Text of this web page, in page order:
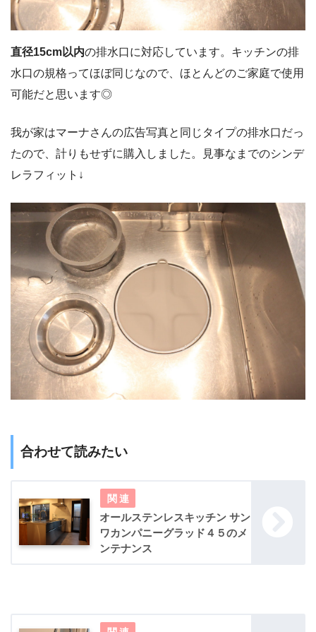
直径15cm以内の排水口に対応しています。キッチンの排
水口の規格ってほぼ同じなので、ほとんどのご家庭で使用
可能だと思います◎
我が家はマーナさんの広告写真と同じタイプの排水口だっ
たので、計りもせずに購入しました。見事なまでのシンデ
レラフィット↓
合わせて読みたい
オールステンレスキッチン サン
ワカンパニーグラッド４５のメ
ンテナンス